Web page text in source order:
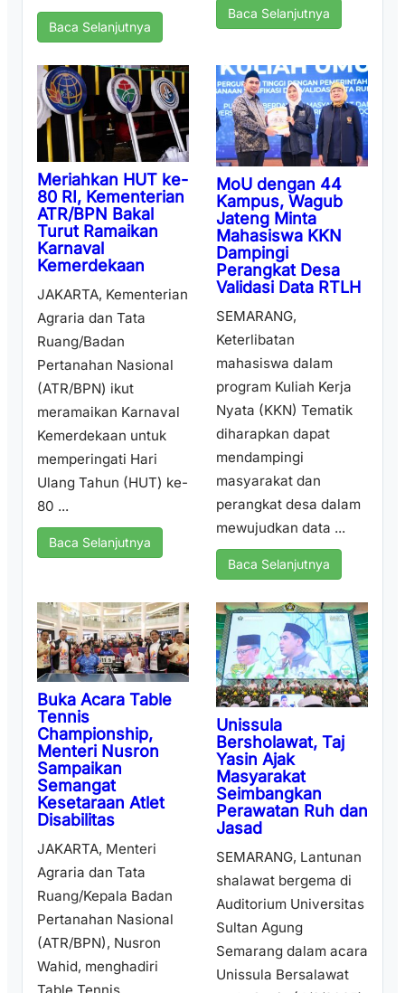
Baca Selanjutnya
Baca Selanjutnya
Meriahkan HUT ke-
80 RI, Kementerian
ATR/BPN Bakal
Turut Ramaikan
Karnaval
Kemerdekaan
JAKARTA, Kementerian
Agraria dan Tata
Ruang/Badan
Pertanahan Nasional
(ATR/BPN) ikut
meramaikan Karnaval
Kemerdekaan untuk
memperingati Hari
Ulang Tahun (HUT) ke-
80 ...
Baca Selanjutnya
MoU dengan 44
Kampus, Wagub
Jateng Minta
Mahasiswa KKN
Dampingi
Perangkat Desa
Validasi Data RTLH
SEMARANG,
Keterlibatan
mahasiswa dalam
program Kuliah Kerja
Nyata (KKN) Tematik
diharapkan dapat
mendampingi
masyarakat dan
perangkat desa dalam
mewujudkan data ...
Baca Selanjutnya
Buka Acara Table
Tennis
Championship,
Menteri Nusron
Sampaikan
Semangat
Kesetaraan Atlet
Disabilitas
JAKARTA, Menteri
Agraria dan Tata
Ruang/Kepala Badan
Pertanahan Nasional
(ATR/BPN), Nusron
Wahid, menghadiri
Unissula
Bersholawat, Taj
Yasin Ajak
Masyarakat
Seimbangkan
Perawatan Ruh dan
Jasad
SEMARANG, Lantunan
shalawat bergema di
Auditorium Universitas
Sultan Agung
Semarang dalam acara
Unissula Bersalawat